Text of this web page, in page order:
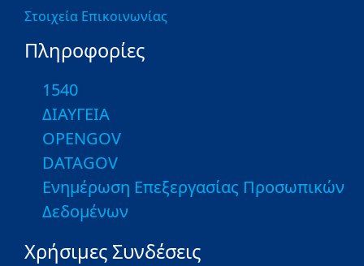
Στοιχεία Επικοινωνίας
Πληροφορίες
1540
ΔΙΑΥΓΕΙΑ
OPENGOV
DATAGOV
Ενημέρωση Επεξεργασίας Προσωπικών
Δεδομένων
Χρήσιμες Συνδέσεις